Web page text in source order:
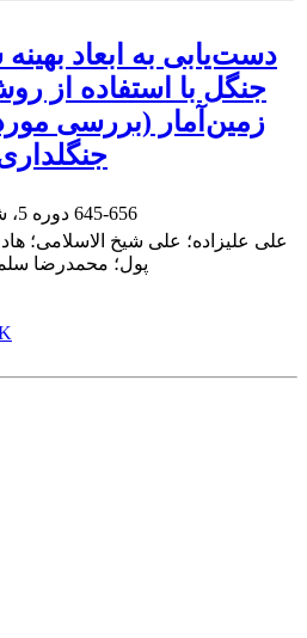
دست‌یابی به ابعاد
جنگل با استفاده از
645-656
علی علیزاده؛ علی شیخ الاسلامی؛
پول؛ محمدرضا
K